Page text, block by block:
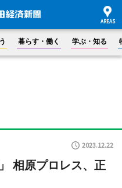
暮らす・働く 学ぶ・知る
2023.12.22
相原プロレス、正